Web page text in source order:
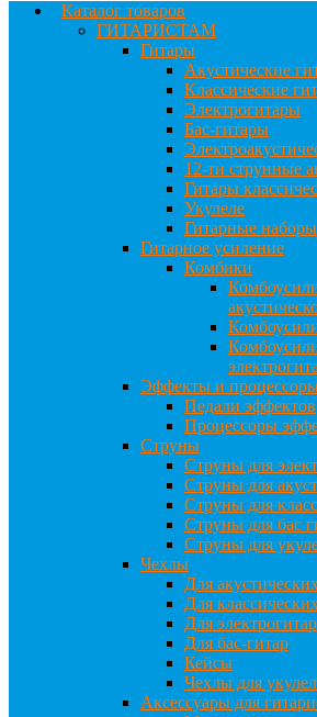
Каталог товаров
ГИТАРИСТАМ
Гитары
Акустические
Классические
Электрогитары
Бас-гитары
12-ти струнные
Гитары
Укулеле
Гитарные наборы
Гитарное усиление
Комбики
Эффекты и
Педали эффектов
Процессоры
Струны
Струны для
Струны для
Струны для
Струны для бас
Струны для
Чехлы
Для
Для
Для электрогитар
Для бас-гитар
Кейсы
Чехлы для
Аксессуары для